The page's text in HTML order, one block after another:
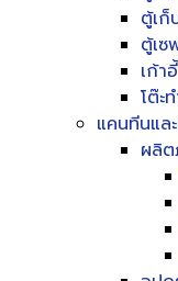
ตู้เ
ตู้เซ
เก้าอี้
โต๊ะ
แคนทีนแล
ผลิ